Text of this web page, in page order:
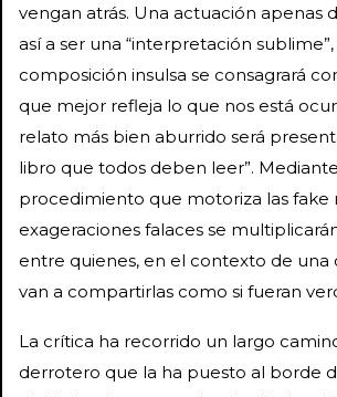
vengan atrás. Una actuación apenas
así a ser una “interpretación
composición insulsa se consagrará
que mejor refleja lo que nos está
relato más bien aburrido será
libro que todos deben leer”.
procedimiento que motoriza las fake
exageraciones falaces se
entre quienes, en el contexto de una
van a compartirlas como si fueran
La crítica ha recorrido un largo
derrotero que la ha puesto al borde